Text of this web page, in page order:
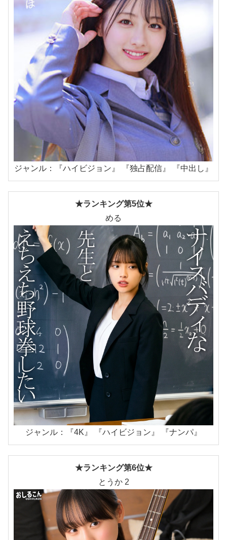
ジャンル：『ハイビジョン』 『独占配信』 『中出し』
★ランキング第5位★
める
ジャンル：『4K』 『ハイビジョン』 『ナンパ』
★ランキング第6位★
とうか 2